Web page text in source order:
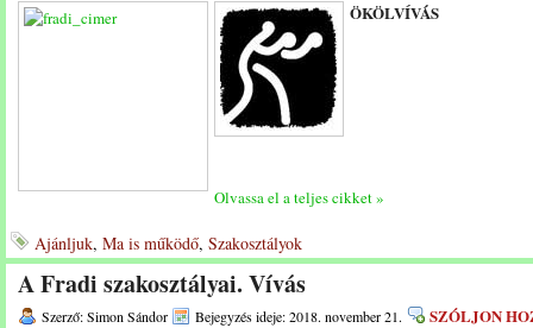
ÖKÖLVÍVÁS
Olvassa el a teljes cikket »
Ajánljuk, Ma is működő, Szakosztályok
A Fradi szakosztályai. Vívás
Szerző: Simon Sándor Bejegyzés ideje: 2018. november 21.
SZÓLJON